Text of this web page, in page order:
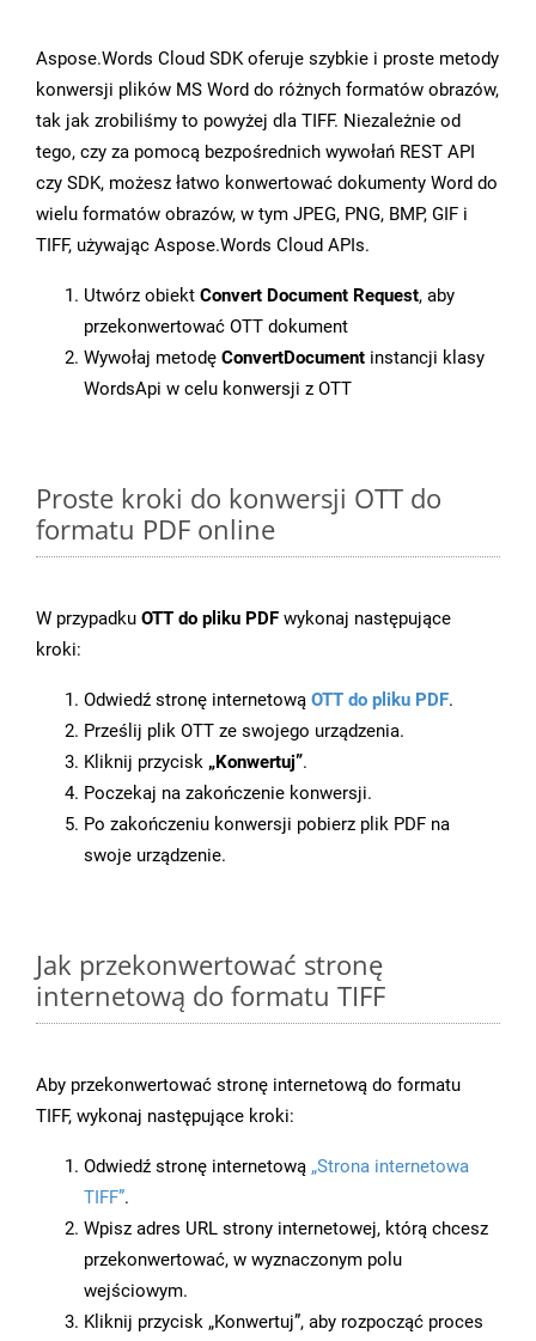
Aspose.Words Cloud SDK oferuje szybkie i proste metody
konwersji plików MS Word do różnych formatów obrazów,
tak jak zrobiliśmy to powyżej dla TIFF. Niezależnie od
tego, czy za pomocą bezpośrednich wywołań REST API
czy SDK, możesz łatwo konwertować dokumenty Word do
wielu formatów obrazów, w tym JPEG, PNG, BMP, GIF i
TIFF, używając Aspose.Words Cloud APIs.
Utwórz obiekt Convert Document Request, aby
przekonwertować OTT dokument
Wywołaj metodę ConvertDocument instancji klasy
WordsApi w celu konwersji z OTT
Proste kroki do konwersji OTT do
formatu PDF online
W przypadku OTT do pliku PDF wykonaj następujące
kroki:
Odwiedź stronę internetową OTT do pliku PDF.
Prześlij plik OTT ze swojego urządzenia.
Kliknij przycisk „Konwertuj”.
Poczekaj na zakończenie konwersji.
Po zakończeniu konwersji pobierz plik PDF na
swoje urządzenie.
Jak przekonwertować stronę
internetową do formatu TIFF
Aby przekonwertować stronę internetową do formatu
TIFF, wykonaj następujące kroki:
Odwiedź stronę internetową „Strona internetowa
TIFF”.
Wpisz adres URL strony internetowej, którą chcesz
przekonwertować, w wyznaczonym polu
wejściowym.
Kliknij przycisk „Konwertuj”, aby rozpocząć proces